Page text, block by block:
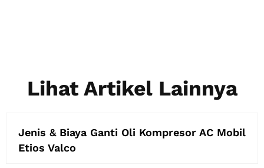
Lihat Artikel Lainnya
Jenis & Biaya Ganti Oli Kompresor AC Mobil
Etios Valco